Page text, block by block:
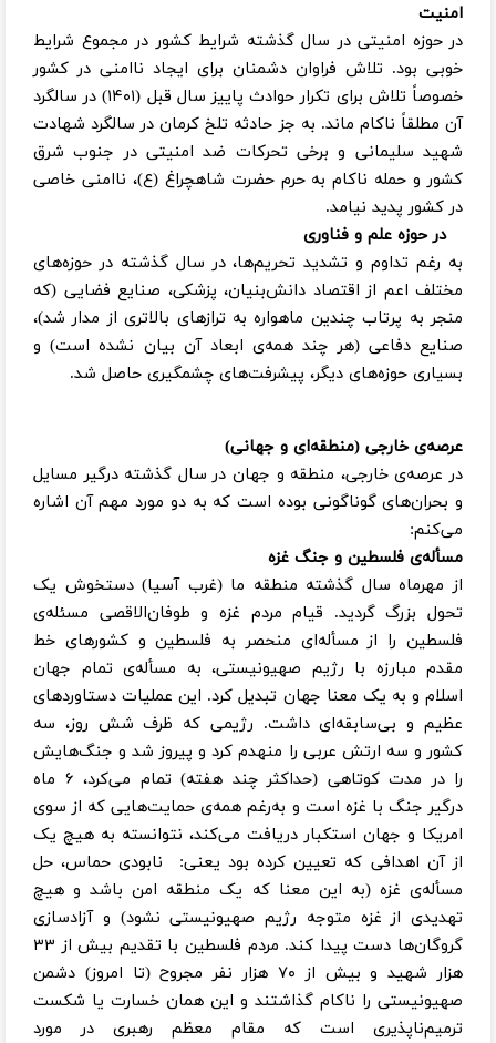
امنیت
در حوزه امنیتی در سال گذشته شرایط کشور در مجموع شرایط
خوبی بود. تلاش فراوان دشمنان برای ایجاد ناامنی در کشور
خصوصاً تلاش برای تکرار حوادث پاییز سال قبل (۱۴۰۱) در سالگرد
آن مطلقاً ناکام ماند. به جز حادثه تلخ کرمان در سالگرد شهادت
شهید سلیمانی و برخی تحرکات ضد امنیتی در جنوب شرق
کشور و حمله ناکام به حرم حضرت شاهچراغ (ع)، ناامنی خاصی
در کشور پدید نیامد.
در حوزه علم و فناوری
به رغم تداوم و تشدید تحریم‌ها، در سال گذشته در حوزه‌های
مختلف اعم از اقتصاد دانش‌بنیان، پزشکی، صنایع فضایی (که
منجر به پرتاب چندین ماهواره به ترازهای بالاتری از مدار شد)،
صنایع دفاعی (هر چند همه‌ی ابعاد آن بیان نشده است) و
بسیاری حوزه‌های دیگر، پیشرفت‌های چشمگیری حاصل شد.
عرصه‌ی خارجی (منطقه‌ای و جهانی)
در عرصه‌ی خارجی، منطقه و جهان در سال گذشته درگیر مسایل
و بحران‌های گوناگونی بوده است که به دو مورد مهم آن اشاره
می‌کنم:
مسأله‌ی فلسطین و جنگ غزه
از مهرماه سال گذشته منطقه ما (غرب آسیا) دستخوش یک
تحول بزرگ گردید. قیام مردم غزه و طوفان‌الاقصی مسئله‌ی
فلسطین را از مسأله‌ای منحصر به فلسطین و کشورهای خط
مقدم مبارزه با رژیم صهیونیستی، به مسأله‌ی تمام جهان
اسلام و به یک معنا جهان تبدیل کرد. این عملیات دستاوردهای
عظیم و بی‌سابقه‌ای داشت. رژیمی که ظرف شش روز، سه
کشور و سه ارتش عربی را منهدم کرد و پیروز شد و جنگ‌هایش
را در مدت کوتاهی (حداکثر چند هفته) تمام می‌کرد، ۶ ماه
درگیر جنگ با غزه است و به‌رغم همه‌ی حمایت‌هایی که از سوی
امریکا و جهان استکبار دریافت می‌کند، نتوانسته به هیچ یک
از آن اهدافی که تعیین کرده بود یعنی: نابودی حماس، حل
مسأله‌ی غزه (به این معنا که یک منطقه امن باشد و هیچ
تهدیدی از غزه متوجه رژیم صهیونیستی نشود) و آزادسازی
گروگان‌ها دست پیدا کند. مردم فلسطین با تقدیم بیش از ۳۳
هزار شهید و بیش از ۷۰ هزار نفر مجروح (تا امروز) دشمن
صهیونیستی را ناکام گذاشتند و این همان خسارت یا شکست
ترمیم‌ناپذیری است که مقام معظم رهبری در مورد